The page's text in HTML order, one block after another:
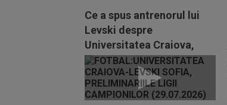
Ce a spus antrenorul lui
Levski despre
Universitatea Craiova,
după ce a reușit să o...